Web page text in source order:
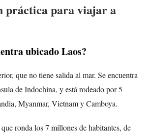
práctica para viajar a
ubicado Laos?
que no tiene salida al mar. Se encuentra
de Indochina, y está rodeado por 5
Myanmar, Vietnam y Camboya.
ronda los 7 millones de habitantes, de